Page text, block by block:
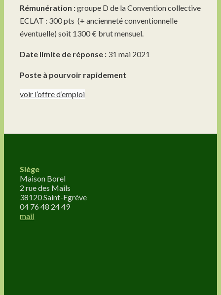
Rémunération :groupe D de la Convention collective
ECLAT : 300 pts (+ ancienneté conventionnelle
éventuelle) soit 1300 € brut mensuel.
Date limite de réponse : 31 mai 2021
Poste à pourvoir rapidement
voir l’offre d’emploi
Siège
Maison Borel
2 rue des Mails
38120 Saint-Egrève
04 76 48 24 49
mail